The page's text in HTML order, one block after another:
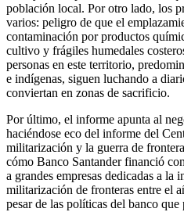
población local. Por otro lado, los
varios: peligro de que el
contaminación por productos
cultivo y frágiles humedales
personas en este territorio,
e indígenas, siguen luchando a
conviertan en zonas de sacrificio.
Por último, el informe apunta al
haciéndose eco del informe del
militarización y la guerra de
cómo Banco Santander financió
a grandes empresas dedicadas a la
militarización de fronteras entre el
pesar de las políticas del banco